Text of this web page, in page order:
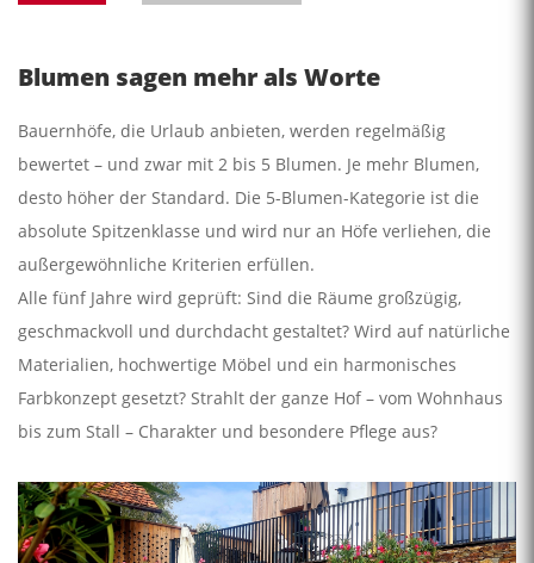
Blumen sagen mehr als Worte
Bauernhöfe, die Urlaub anbieten, werden regelmäßig
bewertet – und zwar mit 2 bis 5 Blumen. Je mehr Blumen,
desto höher der Standard. Die 5-Blumen-Kategorie ist die
absolute Spitzenklasse und wird nur an Höfe verliehen, die
außergewöhnliche Kriterien erfüllen.
Alle fünf Jahre wird geprüft: Sind die Räume großzügig,
geschmackvoll und durchdacht gestaltet? Wird auf natürliche
Materialien, hochwertige Möbel und ein harmonisches
Farbkonzept gesetzt? Strahlt der ganze Hof – vom Wohnhaus
bis zum Stall – Charakter und besondere Pflege aus?